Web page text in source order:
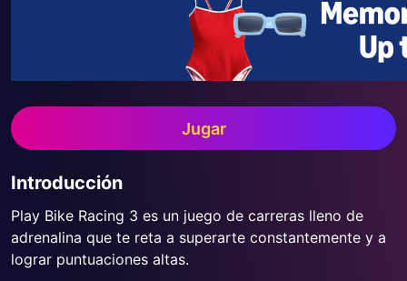
Jugar
Introducción
Play Bike Racing 3 es un juego de carreras lleno de
adrenalina que te reta a superarte constantemente y a
lograr puntuaciones altas.